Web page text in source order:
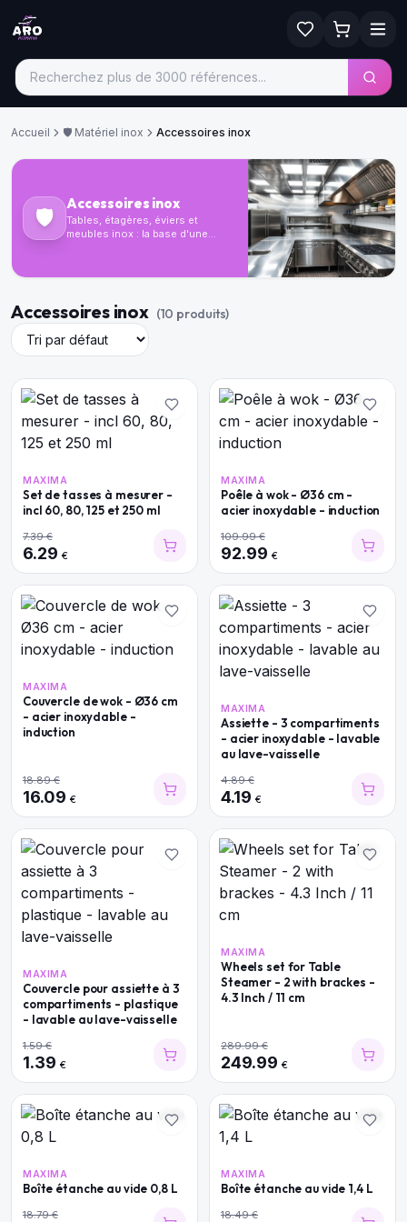
Accueil 🛡️ Matériel inox Accessoires inox
🛡️
Accessoires inox
Tables, étagères, éviers et
meubles inox : la base d'une
Accessoires inox (10 produits)
MAXIMA
Set de tasses à mesurer -
incl 60, 80, 125 et 250 ml
7.39€
6.29 €
MAXIMA
Poêle à wok - Ø36 cm -
acier inoxydable - induction
109.99€
92.99 €
MAXIMA
Couvercle de wok - Ø36 cm
- acier inoxydable -
induction
18.89€
16.09 €
MAXIMA
Assiette - 3 compartiments
- acier inoxydable - lavable
au lave-vaisselle
4.89€
4.19 €
MAXIMA
Couvercle pour assiette à 3
compartiments - plastique
- lavable au lave-vaisselle
1.59€
1.39 €
MAXIMA
Wheels set for Table
Steamer - 2 with brackes -
4.3 Inch / 11 cm
289.99€
249.99 €
MAXIMA
Boîte étanche au vide 0,8 L
18.79€
MAXIMA
Boîte étanche au vide 1,4 L
18.49€